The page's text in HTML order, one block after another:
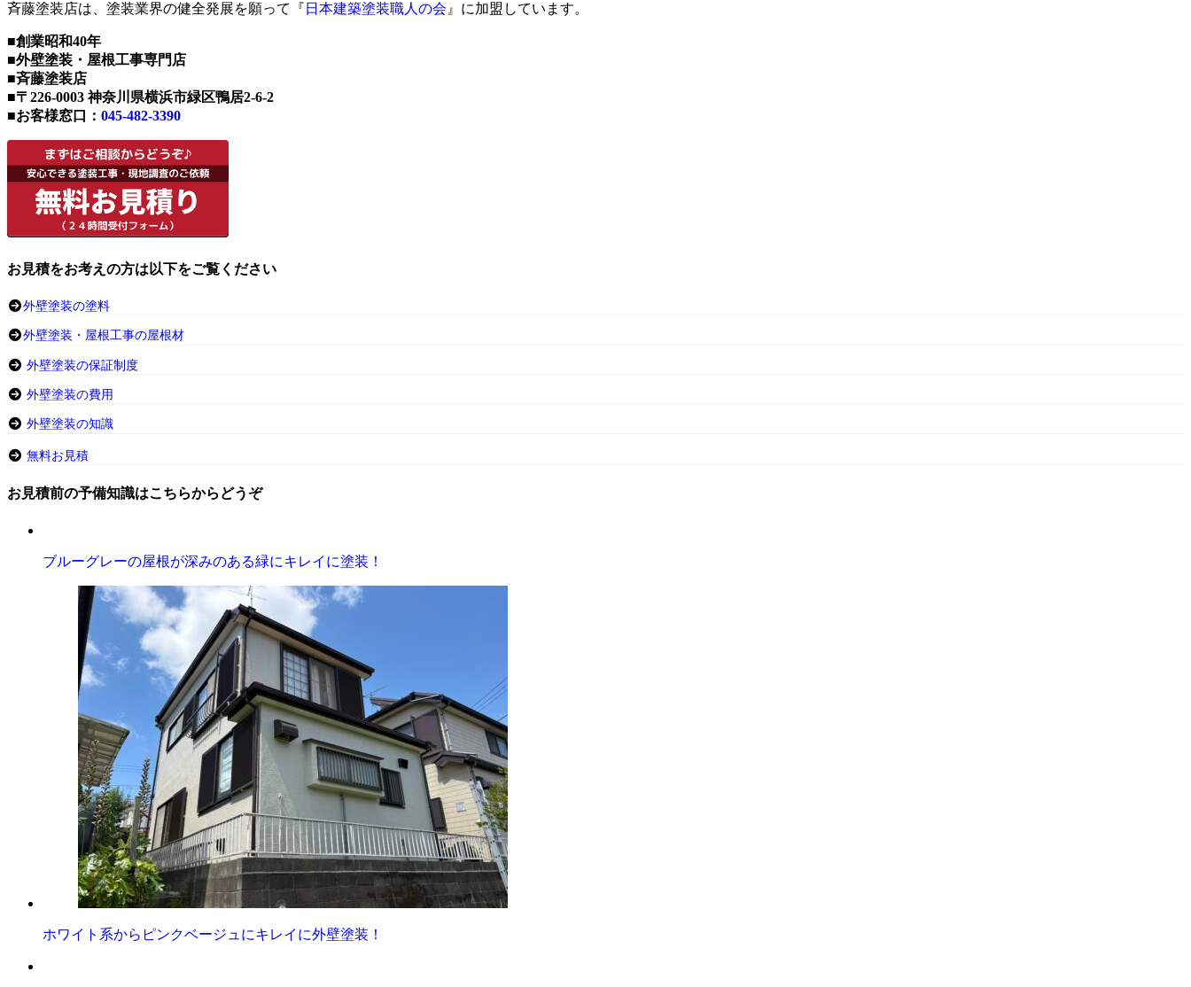
斉藤塗装店は、塗装業界の健全発展を願って『 日本建築塗装職人の会 』に加盟しています。
■創業昭和40年
■外壁塗装・屋根工事専門店
■斉藤塗装店
■〒226-0003 神奈川県横浜市緑区鴨居2-6-2
■お客様窓口： 045-482-3390
お見積をお考えの方は以下をご覧ください
外壁塗装の塗料
外壁塗装・屋根工事の屋根材
外壁塗装の保証制度
外壁塗装の費用
外壁塗装の知識
無料お見積
お見積前の予備知識はこちらからどうぞ
ブルーグレーの屋根が深みのある緑にキレイに塗装！
ホワイト系からピンクベージュにキレイに外壁塗装！